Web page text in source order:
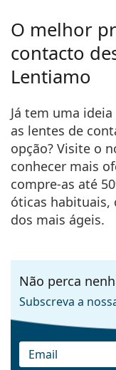
O melhor
contacto
Lentiamo
Já tem uma
as lentes de
opção? Visite o
conhecer mais
compre-as até
óticas habituais,
dos mais ágeis.
Não perca
Subscreva a